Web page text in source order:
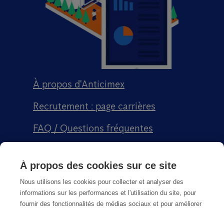
À propos d'Anticimex
Recrutement : page carrières
FAQ / Questions fréquentes
Conditions générales de vente CGPS
À propos des cookies sur ce site
Nous utilisons les cookies pour collecter et analyser des
informations sur les performances et l'utilisation du site, pour
fournir des fonctionnalités de médias sociaux et pour améliorer